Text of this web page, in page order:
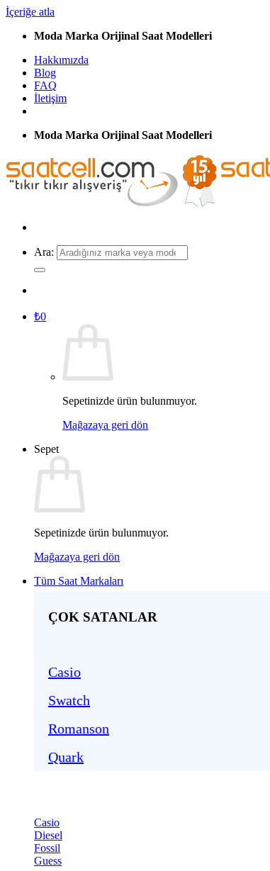
İçeriğe atla
Moda Marka Orijinal Saat Modelleri
Hakkımızda
Blog
FAQ
İletişim
Moda Marka Orijinal Saat Modelleri
Ara:
₺0
Sepetinizde ürün bulunmuyor.
Mağazaya geri dön
Sepet
Sepetinizde ürün bulunmuyor.
Mağazaya geri dön
Tüm Saat Markaları
ÇOK SATANLAR
Casio
Swatch
Romanson
Quark
Casio
Diesel
Fossil
Guess